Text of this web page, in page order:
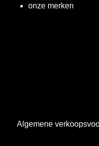
onze merken
Algemene